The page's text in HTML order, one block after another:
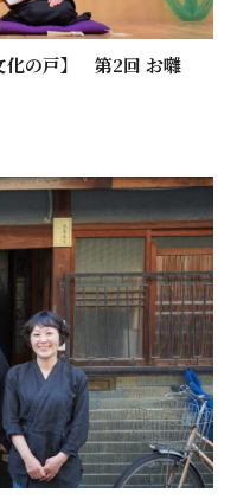
化の戸】 第2回 お囃